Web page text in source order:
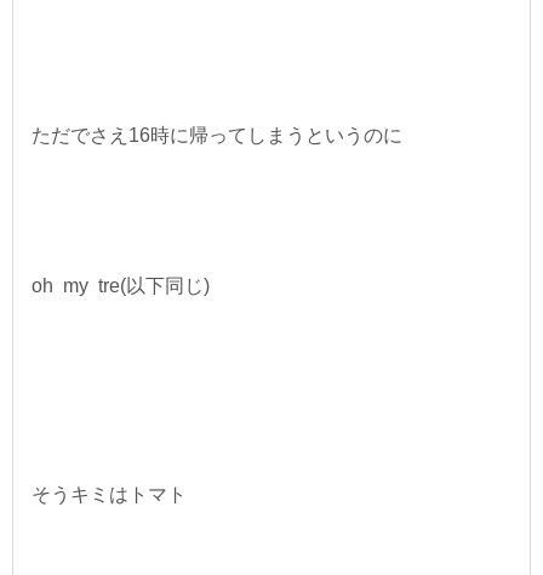
ただでさえ16時に帰ってしまうというのに
oh my tre(以下同じ)
そうキミはトマト